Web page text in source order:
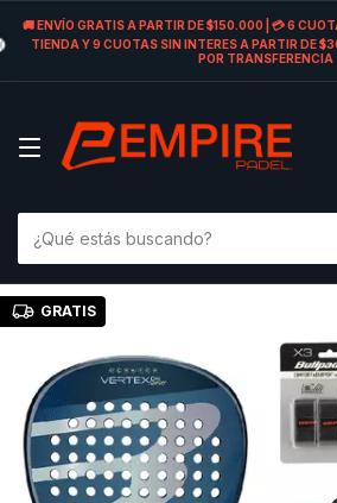
🚚 ENVÍO GRATIS A PARTIR DE $150.000 | 💳 6
TIENDA Y 9 CUOTAS SIN INTERES A PARTIR DE
POR TRANSFERENCIA
GRATIS